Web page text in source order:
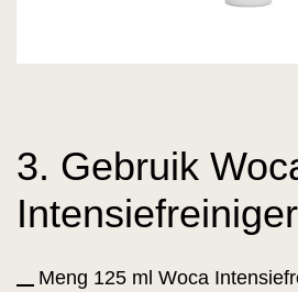
3. Gebruik
Intensiefreiniger
Meng 125 ml Woca